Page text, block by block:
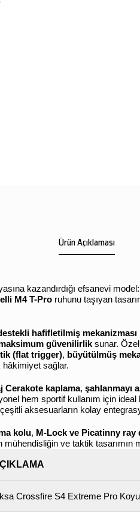
Ürün Açıklaması
kazandırdığı efsanevi model:
M4 T-Pro ruhunu taşıyan
hafifletilmiş mekanizması
güvenilirlik sunar.
(flat trigger), büyütülmüş
sağlar.
Cerakote kaplama, şahlanmayı
hem sportif kullanım için ideal
aksesuarların kolay
kolu, M-Lock ve Picatinny ray
mühendisliğin ve taktik tasarımın
Crossfire S4 Extreme Pro